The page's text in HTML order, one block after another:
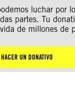
luchar por
partes. Tu
de millones de
HACER UN DONATIVO